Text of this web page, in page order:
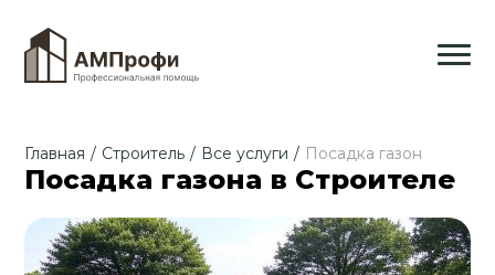
Главная / Строитель / Все услуги / Посадка газон
Посадка газона в Строителе